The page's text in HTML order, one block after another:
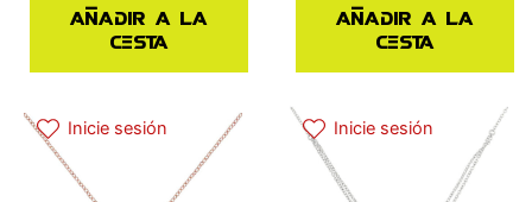
Añadir a la
cesta
Añadir a la
cesta
Inicie sesión Inicie sesión